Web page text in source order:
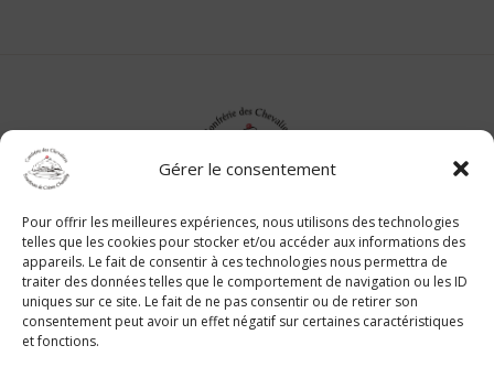
Gérer le consentement
Pour offrir les meilleures expériences, nous utilisons des technologies
telles que les cookies pour stocker et/ou accéder aux informations des
appareils. Le fait de consentir à ces technologies nous permettra de
traiter des données telles que le comportement de navigation ou les ID
uniques sur ce site. Le fait de ne pas consentir ou de retirer son
consentement peut avoir un effet négatif sur certaines caractéristiques
et fonctions.
Suivez nous sur les réseaux sociaux :
Contact
Mentions légales